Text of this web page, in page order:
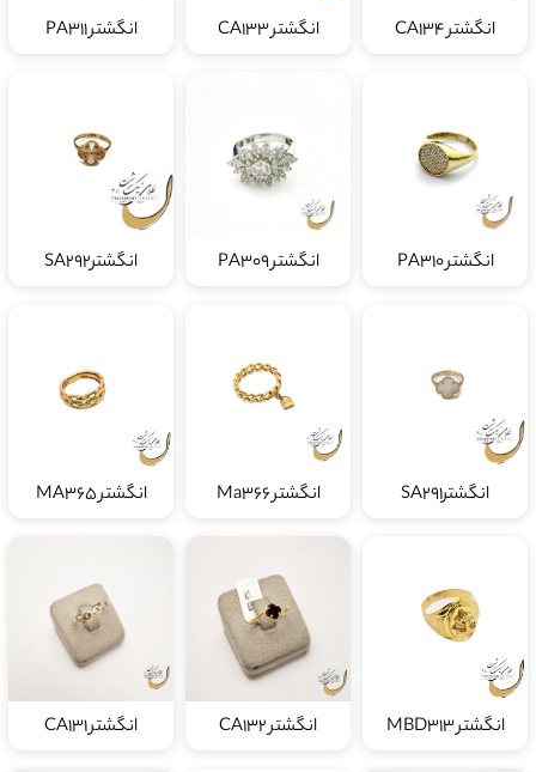
انگشتر CA134 انگشتر CA133 انگشتر PA311
انگشتر PA310 انگشتر PA309 انگشترSA292
انگشترSA291 انگشتر Ma366 انگشتر MA365
انگشتر MBD313 انگشتر CA132 انگشتر CA131